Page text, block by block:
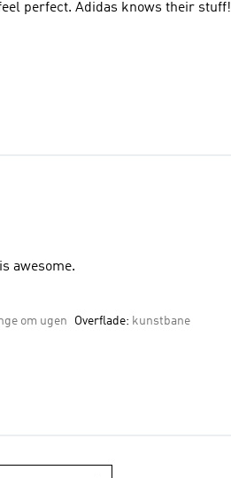
These predators are amazing. They look great and feel perfect. Adidas knows their stuff!
awesome.
om ugen Overflade: kunstbane